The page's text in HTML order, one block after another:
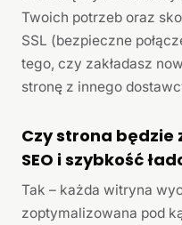
Twoich potrzeb oraz
SSL (bezpieczne
tego, czy zakładasz
stronę z innego
Czy strona
SEO i szybkość
Tak – każda witryna
zoptymalizowana pod